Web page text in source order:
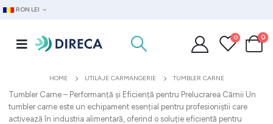
RON LEI
0 0
HOME UTILAJE CARMANGERIE TUMBLER CARNE
Tumbler Carne – Performanță și Eficiență pentru Prelucrarea Cărnii Un
tumbler carne este un echipament esențial pentru profesioniștii care
activează în industria alimentară, oferind o soluție eficientă pentru